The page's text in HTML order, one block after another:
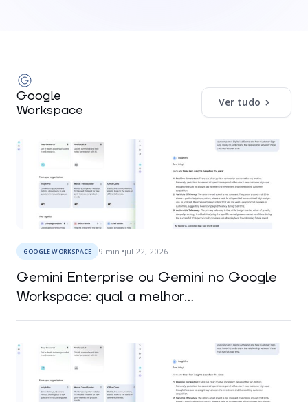
Google
Workspace
Ver tudo
GOOGLE WORKSPACE 9 min jul 22, 2026
Gemini Enterprise ou Gemini no Google
Workspace: qual a melhor...